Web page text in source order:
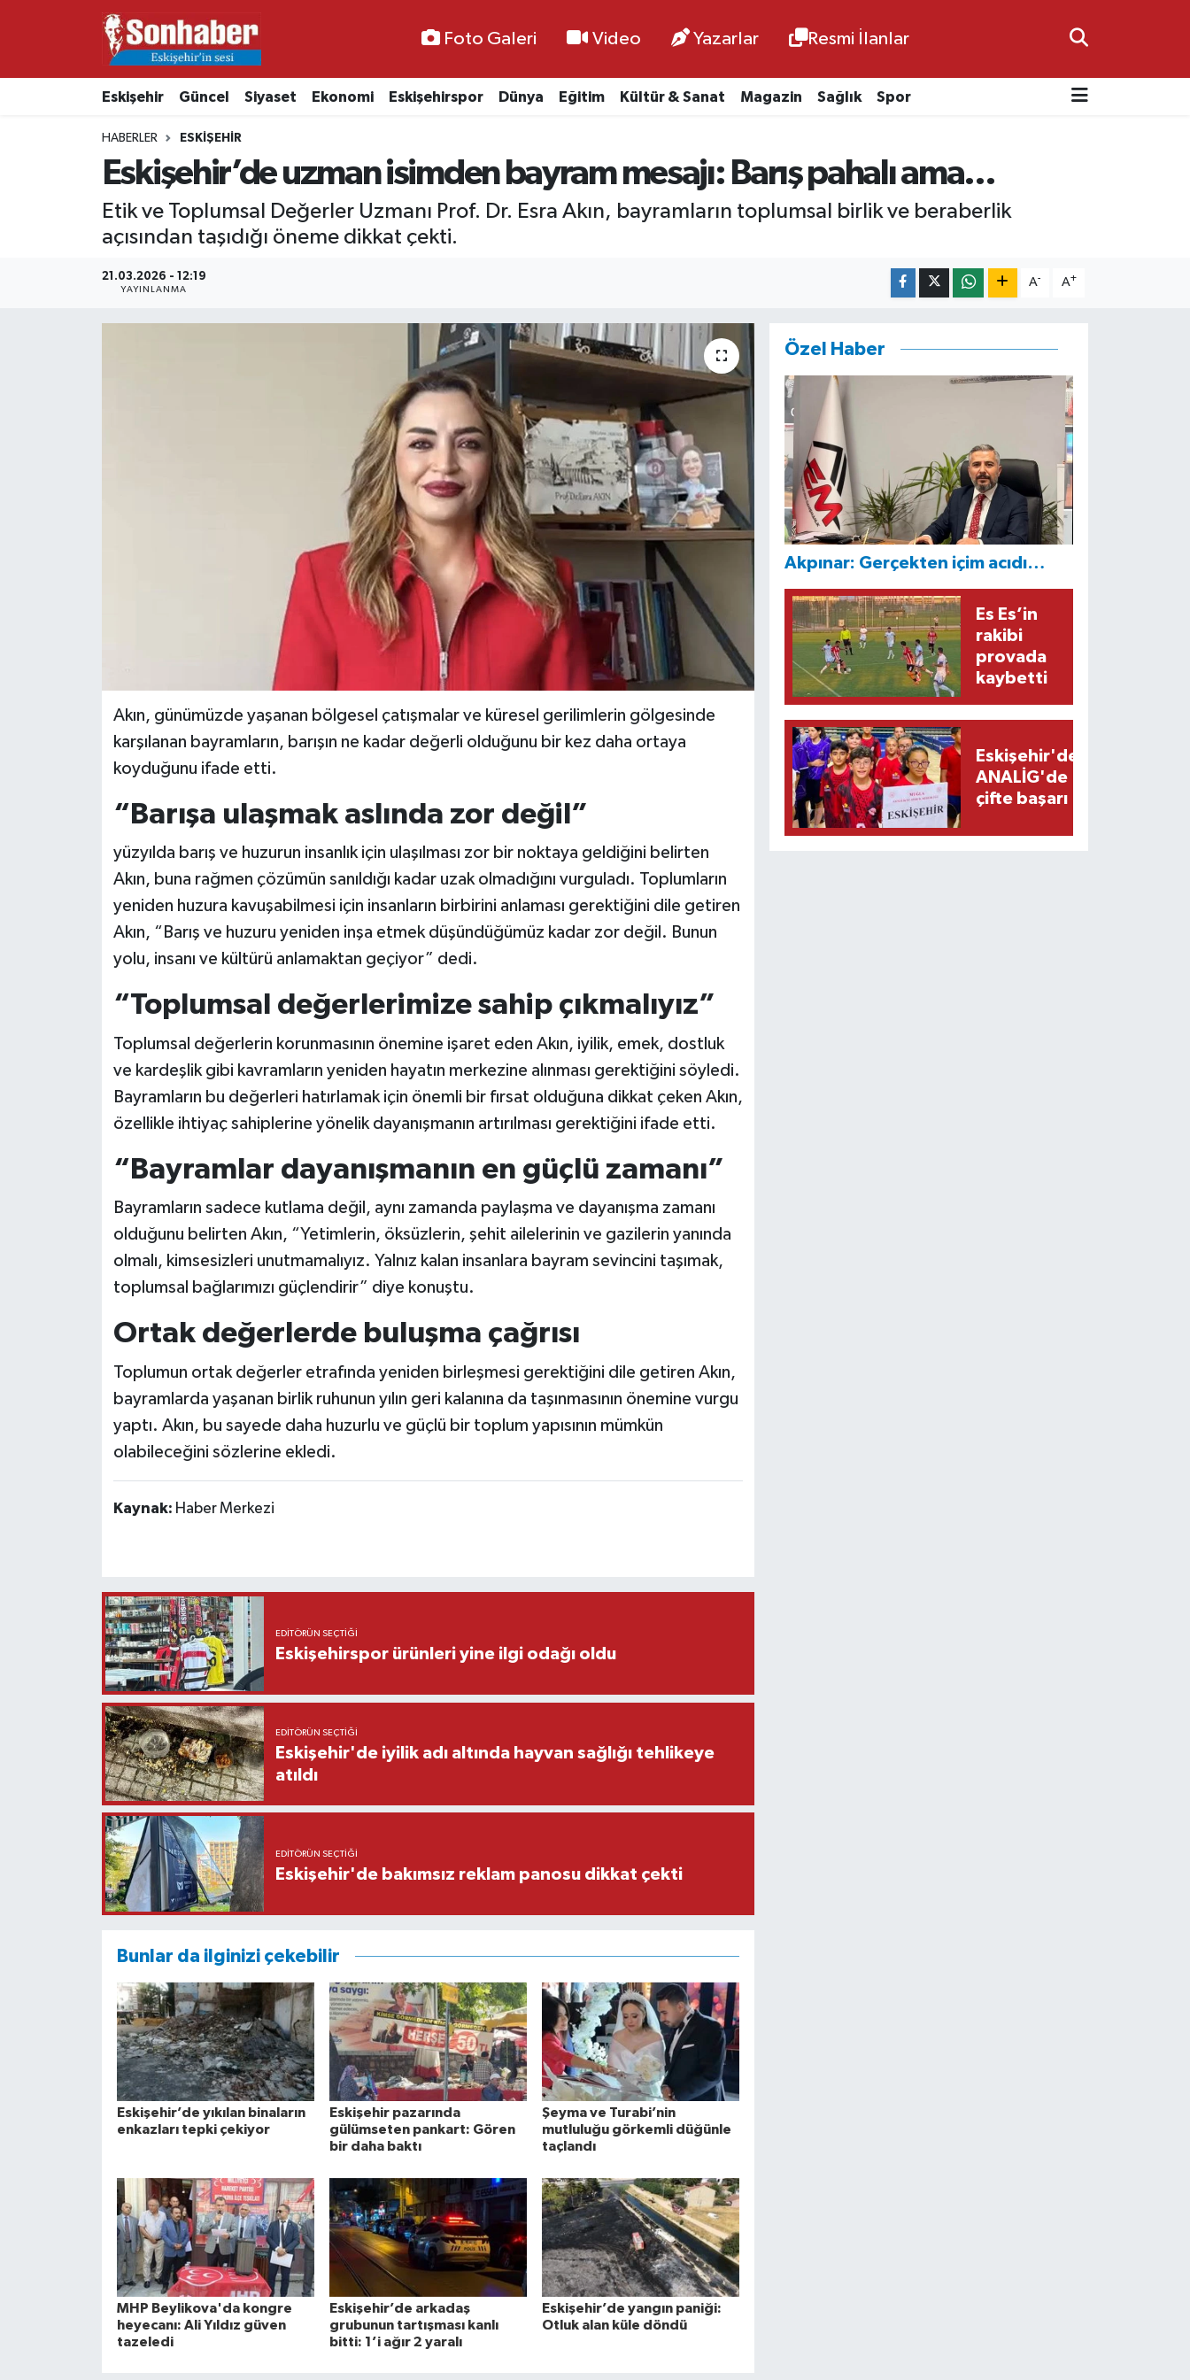
Foto Galeri Video Yazarlar Resmi İlanlar
Eskişehir Güncel Siyaset Ekonomi Eskişehirspor Dünya Eğitim Kültür & Sanat Magazin Sağlık Spor
HABERLER ESKIŞEHIR
Eskişehir’de uzman isimden bayram mesajı: Barış pahalı ama...
Etik ve Toplumsal Değerler Uzmanı Prof. Dr. Esra Akın, bayramların toplumsal birlik ve beraberlik
açısından taşıdığı öneme dikkat çekti.
21.03.2026 - 12:19
YAYINLANMA
A- A+
Akın, günümüzde yaşanan bölgesel çatışmalar ve küresel gerilimlerin gölgesinde
karşılanan bayramların, barışın ne kadar değerli olduğunu bir kez daha ortaya
koyduğunu ifade etti.
“Barışa ulaşmak aslında zor değil”
yüzyılda barış ve huzurun insanlık için ulaşılması zor bir noktaya geldiğini belirten
Akın, buna rağmen çözümün sanıldığı kadar uzak olmadığını vurguladı. Toplumların
yeniden huzura kavuşabilmesi için insanların birbirini anlaması gerektiğini dile getiren
Akın, “Barış ve huzuru yeniden inşa etmek düşündüğümüz kadar zor değil. Bunun
yolu, insanı ve kültürü anlamaktan geçiyor” dedi.
“Toplumsal değerlerimize sahip çıkmalıyız”
Toplumsal değerlerin korunmasının önemine işaret eden Akın, iyilik, emek, dostluk
ve kardeşlik gibi kavramların yeniden hayatın merkezine alınması gerektiğini söyledi.
Bayramların bu değerleri hatırlamak için önemli bir fırsat olduğuna dikkat çeken Akın,
özellikle ihtiyaç sahiplerine yönelik dayanışmanın artırılması gerektiğini ifade etti.
“Bayramlar dayanışmanın en güçlü zamanı”
Bayramların sadece kutlama değil, aynı zamanda paylaşma ve dayanışma zamanı
olduğunu belirten Akın, “Yetimlerin, öksüzlerin, şehit ailelerinin ve gazilerin yanında
olmalı, kimsesizleri unutmamalıyız. Yalnız kalan insanlara bayram sevincini taşımak,
toplumsal bağlarımızı güçlendirir” diye konuştu.
Ortak değerlerde buluşma çağrısı
Toplumun ortak değerler etrafında yeniden birleşmesi gerektiğini dile getiren Akın,
bayramlarda yaşanan birlik ruhunun yılın geri kalanına da taşınmasının önemine vurgu
yaptı. Akın, bu sayede daha huzurlu ve güçlü bir toplum yapısının mümkün
olabileceğini sözlerine ekledi.
Kaynak: Haber Merkezi
EDITÖRÜN SEÇTIĞI
Eskişehirspor ürünleri yine ilgi odağı oldu
EDITÖRÜN SEÇTIĞI
Eskişehir'de iyilik adı altında hayvan sağlığı tehlikeye
atıldı
EDITÖRÜN SEÇTIĞI
Eskişehir'de bakımsız reklam panosu dikkat çekti
Bunlar da ilginizi çekebilir
Eskişehir’de yıkılan binaların
enkazları tepki çekiyor
Eskişehir pazarında
gülümseten pankart: Gören
bir daha baktı
Şeyma ve Turabi’nin
mutluluğu görkemli düğünle
taçlandı
MHP Beylikova'da kongre
heyecanı: Ali Yıldız güven
tazeledi
Eskişehir’de arkadaş
grubunun tartışması kanlı
bitti: 1’i ağır 2 yaralı
Eskişehir’de yangın paniği:
Otluk alan küle döndü
Özel Haber
Akpınar: Gerçekten içim acıdı…
Es Es’in
rakibi
provada
kaybetti
Eskişehir'den
ANALİG'de
çifte başarı
Ekonomi
Kültür & Sanat
Nöbetçi Eczaneler
Namaz Vakitleri
Trafik Durumu
Süper Lig Puan Durumu ve Fikstür
Tüm Manşetler